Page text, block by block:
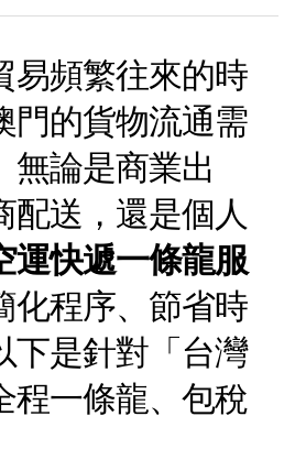
易頻繁往來的時
門的貨物流通需
無論是商業出
配送，還是個人
運快遞一條龍服
化程序、節省時
下是針對「台灣
程一條龍、包稅